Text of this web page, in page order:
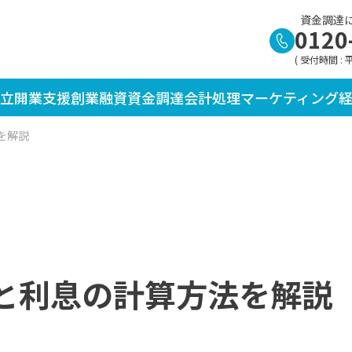
資金調達
( 受付時間 :
開業支援創業融資資金調達会計処理マーケティング
解説
利息の計算方法を解説